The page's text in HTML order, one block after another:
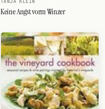
TANJA KLEIN
Keine Angst vorm Winzer